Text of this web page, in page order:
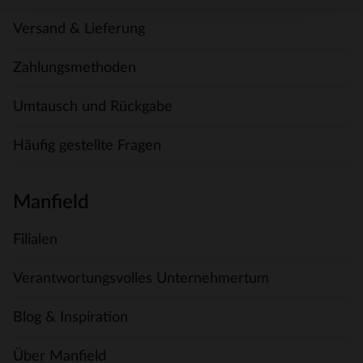
Versand & Lieferung
Zahlungsmethoden
Umtausch und Rückgabe
Häufig gestellte Fragen
Manfield
Filialen
Verantwortungsvolles Unternehmertum
Blog & Inspiration
Über Manfield